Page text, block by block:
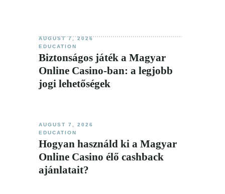
AUGUST 7, 2026
EDUCATION
Biztonságos játék a Magyar
Online Casino-ban: a legjobb
jogi lehetőségek
AUGUST 7, 2026
EDUCATION
Hogyan használd ki a Magyar
Online Casino élő cashback
ajánlatait?